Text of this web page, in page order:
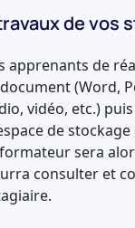
de vos
apprenants de
(Word,
vidéo, etc.)
de
sera
consulter et